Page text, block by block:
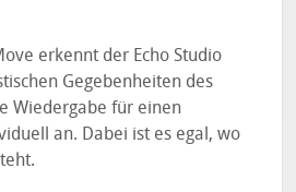
erkennt der Echo Studio
Gegebenheiten des
Wiedergabe für einen
an. Dabei ist es egal, wo